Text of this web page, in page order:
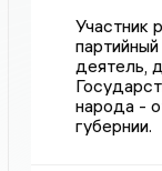
Участник
деятель,
народа -
губернии.